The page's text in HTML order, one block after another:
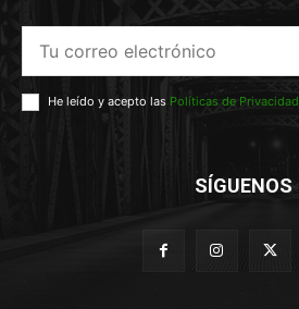
He leído y acepto las Políticas de Privacidad
SÍGUENOS